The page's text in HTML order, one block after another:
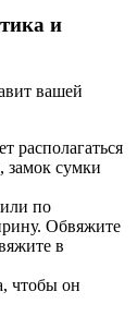
и
вашей
располагаться
замок сумки
по
Обвяжите
в
чтобы он